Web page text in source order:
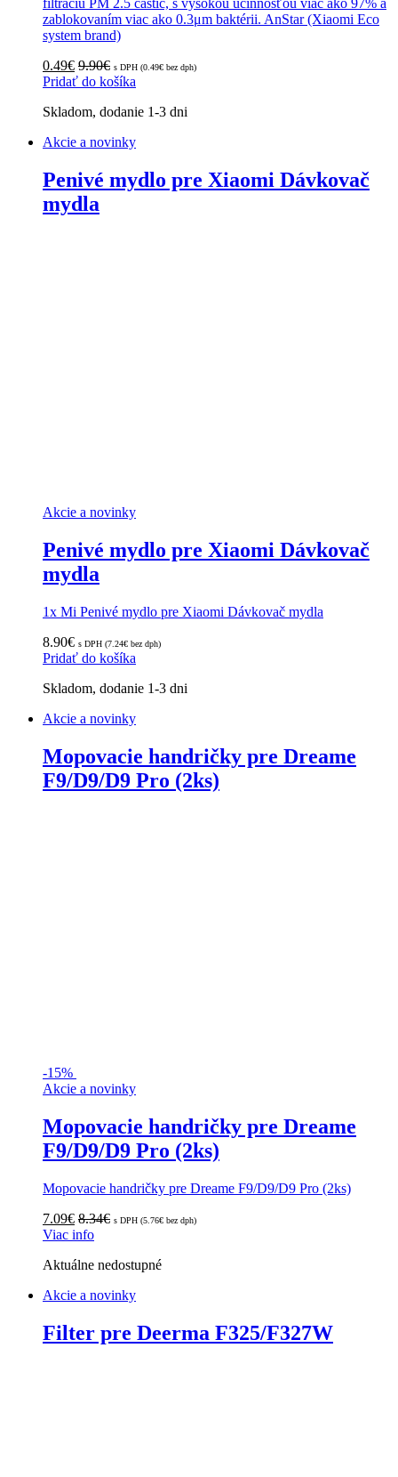
filtráciu PM 2.5 častíc, s vysokou účinnosťou viac ako 97% a
zablokovaním viac ako 0.3μm baktérii. AnStar (Xiaomi Eco
system brand)
0.49€ 9.90€ s DPH (0.49€ bez dph)
Pridať do košíka
Skladom, dodanie 1-3 dni
Akcie a novinky
Penivé mydlo pre Xiaomi Dávkovač
mydla
Akcie a novinky
Penivé mydlo pre Xiaomi Dávkovač
mydla
1x Mi Penivé mydlo pre Xiaomi Dávkovač mydla
8.90€ s DPH (7.24€ bez dph)
Pridať do košíka
Skladom, dodanie 1-3 dni
Akcie a novinky
Mopovacie handričky pre Dreame
F9/D9/D9 Pro (2ks)
-15%
Akcie a novinky
Mopovacie handričky pre Dreame
F9/D9/D9 Pro (2ks)
Mopovacie handričky pre Dreame F9/D9/D9 Pro (2ks)
7.09€ 8.34€ s DPH (5.76€ bez dph)
Viac info
Aktuálne nedostupné
Akcie a novinky
Filter pre Deerma F325/F327W